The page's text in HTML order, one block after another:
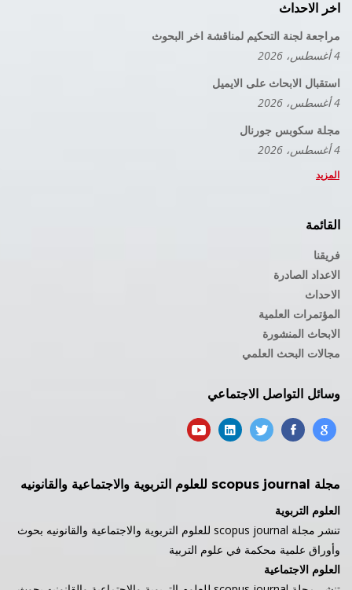
اخر الاحداث
مراجعة لجنة التحكيم لمناقشة اخر البحوث
4 أغسطس، 2026
استقبال الابحاث على الايميل
4 أغسطس، 2026
مجلة سكوبس جورنال
4 أغسطس، 2026
المزيد
القائمة
فريقنا
الاعداد الصادرة
الاحداث
المؤتمرات العلمية
الابحاث المنشورة
مجالات البحث العلمي
وسائل التواصل الاجتماعي
مجلة scopus journal للعلوم التربوية والاجتماعية والقانونيه
العلوم التربوية
تنشر مجلة scopus journal للعلوم التربوية والاجتماعية والقانونيه بحوث
وأوراق علمية محكمة في علوم التربية
العلوم الاجتماعية